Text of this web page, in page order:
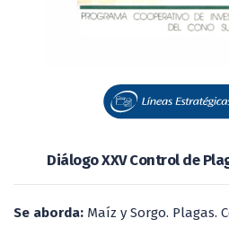
Diálogo XXV Control de
Se aborda: Maíz y Sorgo. Plagas.